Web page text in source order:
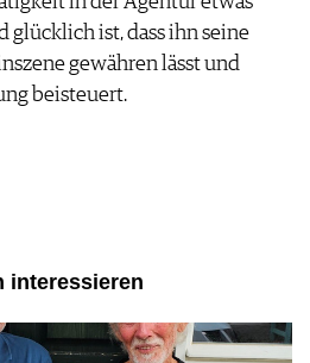
glücklich ist, dass ihn seine
gewähren lässt und
beisteuert.
interessieren